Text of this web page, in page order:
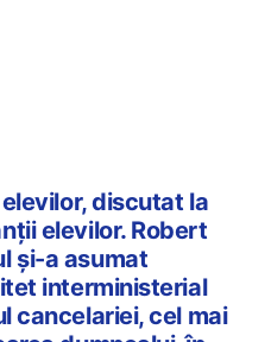
discutat la
elevilor. Robert
și-a asumat
interministerial
cancelariei, cel mai